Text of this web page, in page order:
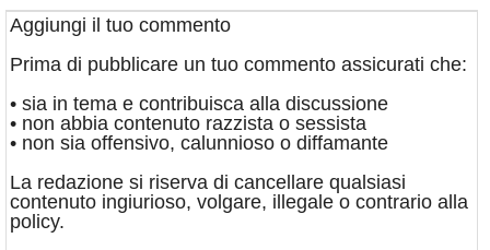
Aggiungi il tuo commento
Prima di pubblicare un tuo commento assicurati che:
• sia in tema e contribuisca alla discussione
• non abbia contenuto razzista o sessista
• non sia offensivo, calunnioso o diffamante
La redazione si riserva di cancellare qualsiasi
contenuto ingiurioso, volgare, illegale o contrario alla
policy.